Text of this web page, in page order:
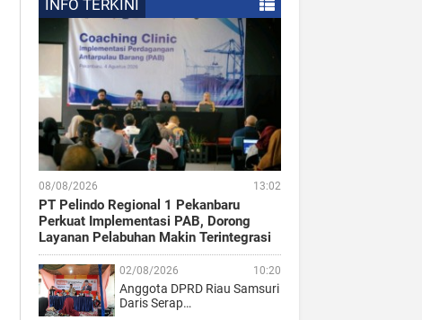
INFO TERKINI
08/08/2026 13:02
PT Pelindo Regional 1 Pekanbaru
Perkuat Implementasi PAB, Dorong
Layanan Pelabuhan Makin Terintegrasi
02/08/2026 10:20
Anggota DPRD Riau Samsuri
Daris Serap…